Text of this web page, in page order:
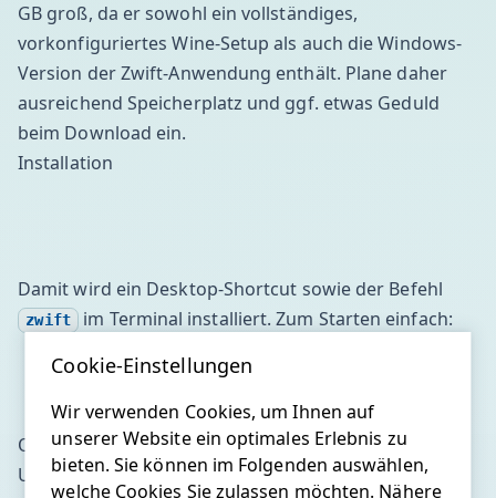
GB groß, da er sowohl ein vollständiges,
vorkonfiguriertes Wine-Setup als auch die Windows-
Version der Zwift-Anwendung enthält. Plane daher
ausreichend Speicherplatz und ggf. etwas Geduld
beim Download ein.
Installation
Damit wird ein Desktop-Shortcut sowie der Befehl
zwift im Terminal installiert. Zum Starten einfach:
Optional lassen sich viele Aspekte über
Umgebungsvariablen konfigurieren (siehe GitHub-
Cookie-Einstellungen
Wir verwenden Cookies, um Ihnen auf
unserer Website ein optimales Erlebnis zu
bieten. Sie können im Folgenden auswählen,
welche Cookies Sie zulassen möchten. Nähere